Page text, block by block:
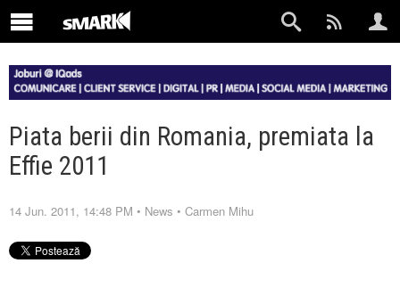
Piata berii din Romania, premiata la
Effie 2011
14 Jun. 2011, 14:48 PM • News • Carmen Mihu